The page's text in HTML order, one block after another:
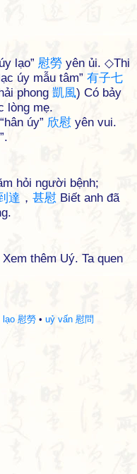
lạo” 慰勞 yên ủi. ◇Thi
úy mẫu tâm” 有子七
phong 凱風) Có bảy
lòng mẹ.
úy” 欣慰 yên vui.
hỏi người bệnh;
達 ， 甚慰 Biết anh đã
thêm Uý. Ta quen
lạo 慰勞 • uỷ vấn 慰問